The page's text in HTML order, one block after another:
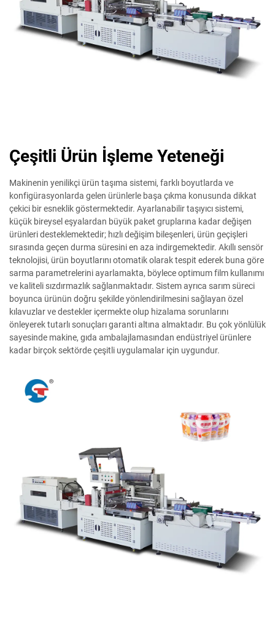
Çeşitli Ürün İşleme Yeteneği
Makinenin yenilikçi ürün taşıma sistemi, farklı boyutlarda ve
konfigürasyonlarda gelen ürünlerle başa çıkma konusunda dikkat
çekici bir esneklik göstermektedir. Ayarlanabilir taşıyıcı sistemi,
küçük bireysel eşyalardan büyük paket gruplarına kadar değişen
ürünleri desteklemektedir; hızlı değişim bileşenleri, ürün geçişleri
sırasında geçen durma süresini en aza indirgemektedir. Akıllı sensör
teknolojisi, ürün boyutlarını otomatik olarak tespit ederek buna göre
sarma parametrelerini ayarlamakta, böylece optimum film kullanımı
ve kaliteli sızdırmazlık sağlanmaktadır. Sistem ayrıca sarım süreci
boyunca ürünün doğru şekilde yönlendirilmesini sağlayan özel
kılavuzlar ve destekler içermekte olup hizalama sorunlarını
önleyerek tutarlı sonuçları garanti altına almaktadır. Bu çok yönlülük
sayesinde makine, gıda ambalajlamasından endüstriyel ürünlere
kadar birçok sektörde çeşitli uygulamalar için uygundur.